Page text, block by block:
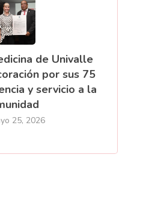
de Univalle
por sus 75
y servicio a la
25, 2026